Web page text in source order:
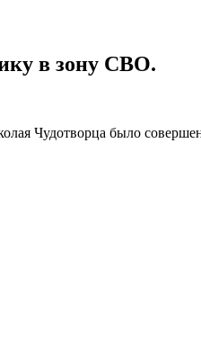
в зону СВО.
Чудотворца было